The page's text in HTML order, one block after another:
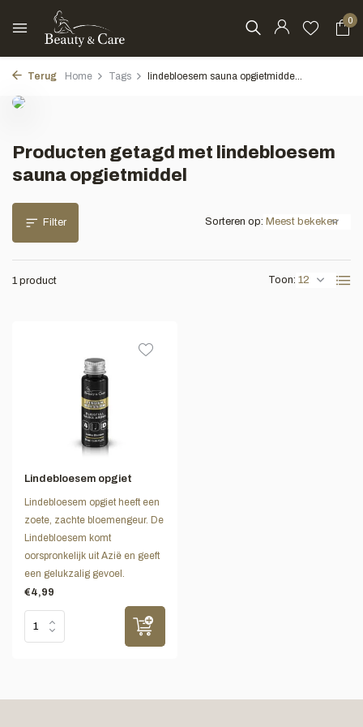
0
Terug Home Tags lindebloesem sauna opgietmidde...
Producten getagd met lindebloesem
sauna opgietmiddel
Filter
1 product Toon:
Sorteren op:
Lindebloesem opgiet
Lindebloesem opgiet heeft een
zoete, zachte bloemengeur. De
Lindebloesem komt
oorspronkelijk uit Azië en geeft
een gelukzalig gevoel.
€4,99